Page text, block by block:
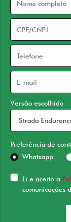
Versão escolhida
Preferência de
Whatsapp
Li e aceito a
comunicações